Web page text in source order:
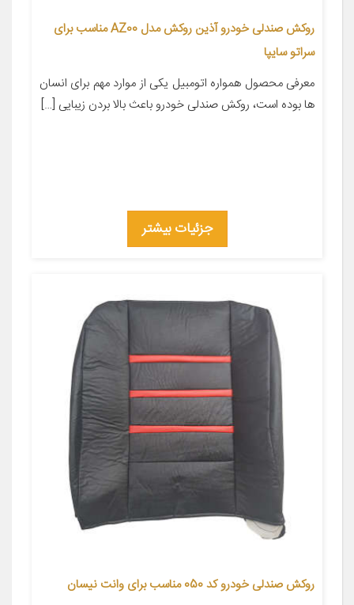
روکش صندلی خودرو آذین روکش مدل AZ00 مناسب برای
سراتو سایپا
معرفی محصول همواره اتومبیل یکی از موارد مهم برای انسان
ها بوده است، روکش صندلی خودرو باعث بالا بردن زیبایی […]
جزئیات بیشتر
روکش صندلی خودرو کد 050 مناسب برای وانت نیسان